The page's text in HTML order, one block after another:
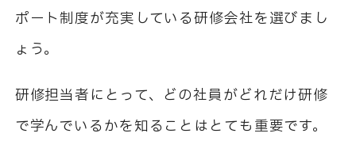
ポート制度が充実している研修会社を選びまし
ょう。
研修担当者にとって、どの社員がどれだけ研修
で学んでいるかを知ることはとても重要です。